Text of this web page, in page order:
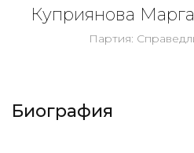
Куприянова
Партия:
Биография